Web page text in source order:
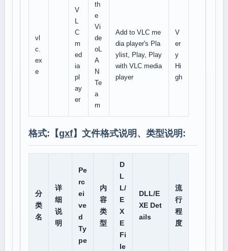
vl
c.
ex
e
V
L
C
m
ed
ia
pl
ay
er
th
e
Vi
de
oL
A
N
Te
a
m
Add to VLC me
dia player's Pla
ylist, Play, Play
with VLC media
player
V
er
y
Hi
gh
格式:【gxf】文件格式说明、类型说明:
分
类
名
详
细
说
明
Pe
rc
ei
ve
d
Ty
pe
内
容
类
型
D
L
L/
E
X
E
Fi
le
DLL/E
XE Det
ails
流
行
程
度